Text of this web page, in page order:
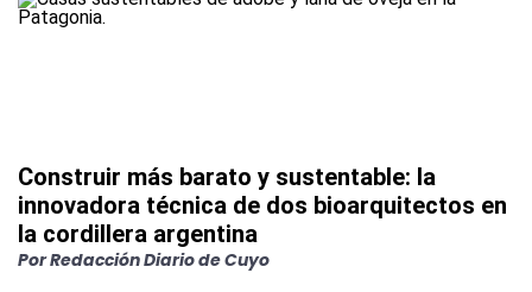
Construir más barato y sustentable: la
innovadora técnica de dos bioarquitectos en
la cordillera argentina
PorRedacción Diario de Cuyo